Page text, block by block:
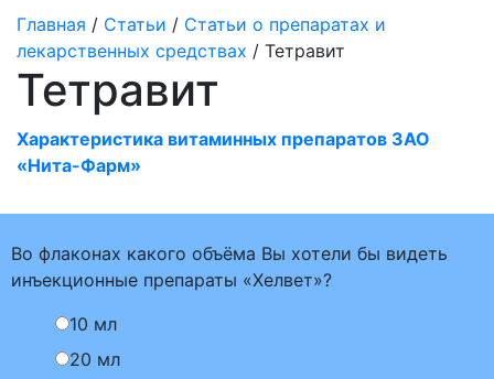
Главная / Статьи / Статьи о препаратах и
лекарственных средствах / Тетравит
Тетравит
Характеристика витаминных препаратов ЗАО
«Нита-Фарм»
Во флаконах какого объёма Вы хотели бы видеть
инъекционные препараты «Хелвет»?
10 мл
20 мл